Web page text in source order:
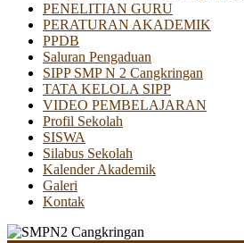
PENELITIAN GURU
PERATURAN AKADEMIK
PPDB
Saluran Pengaduan
SIPP SMP N 2 Cangkringan
TATA KELOLA SIPP
VIDEO PEMBELAJARAN
Profil Sekolah
SISWA
Silabus Sekolah
Kalender Akademik
Galeri
Kontak